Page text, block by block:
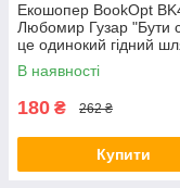
Екошопер BookOpt
Любомир Гузар "Бути
це одинокий гідний
бежевий
В наявності
180 ₴ 262 ₴
Купити